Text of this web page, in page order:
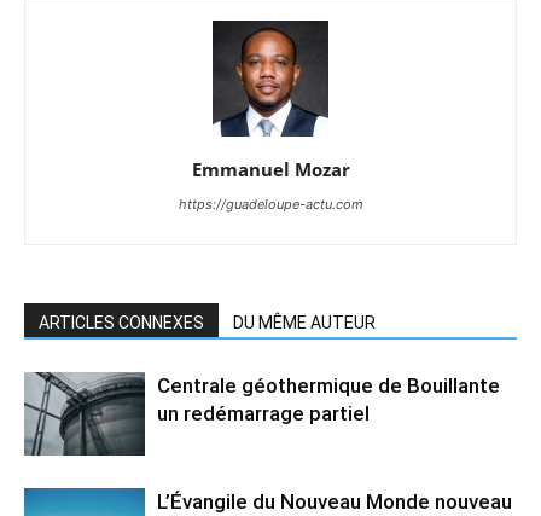
Emmanuel Mozar
https://guadeloupe-actu.com
ARTICLES CONNEXES DU MÊME AUTEUR
Centrale géothermique de Bouillante
un redémarrage partiel
L’Évangile du Nouveau Monde nouveau